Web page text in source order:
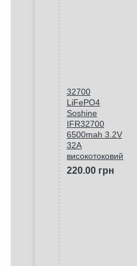
32700
LiFePO4
Soshine
IFR32700
6500mah 3.2V
32A
високотоковий
220.00 грн